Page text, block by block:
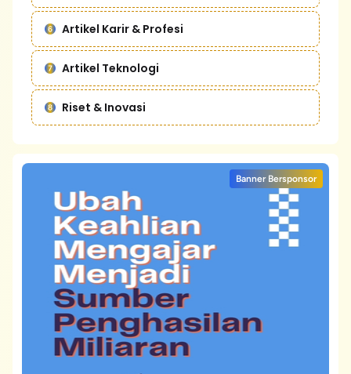
Artikel Karir & Profesi
Artikel Teknologi
Riset & Inovasi
Banner Bersponsor